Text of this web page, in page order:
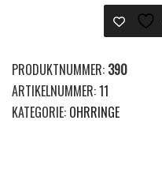
PRODUKTNUMMER: 390
ARTIKELNUMMER:11
KATEGORIE: OHRRINGE